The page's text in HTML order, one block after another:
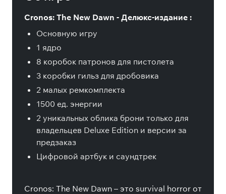
Cronos: The New Dawn - Делюкс-издание :
Основную игру
1 ядро
8 коробок патронов для пистолета
3 коробки гильз для дробовика
2 малых ремкомплекта
1500 ед. энергии
2 уникальных облика брони только для
владельцев Deluxe Edition и версии за
предзаказ
Цифровой артбук и саундтрек
Cronos: The New Dawn – это survival horror от